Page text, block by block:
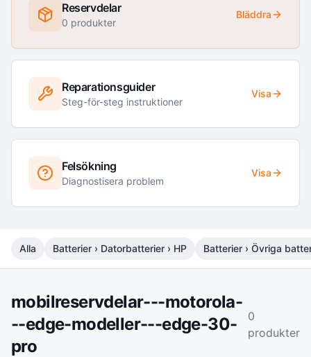
Reservdelar
0 produkter
Bläddra
Reparationsguider
Steg-för-steg instruktioner
Visa
Felsökning
Diagnostisera problem
Visa
Alla Batterier › Datorbatterier › HP Batterier › Övriga
mobilreservdelar---motorola-
--edge-modeller---edge-30-
pro
0
produkter